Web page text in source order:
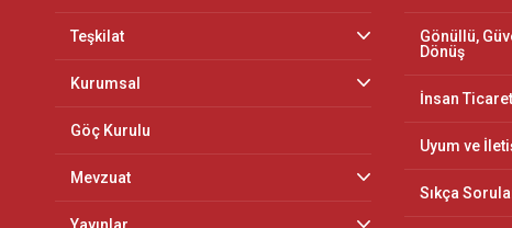
Teşkilat
Kurumsal
Göç Kurulu
Mevzuat
Gönüllü,
Dönüş
İnsan
Uyum ve
Sıkça